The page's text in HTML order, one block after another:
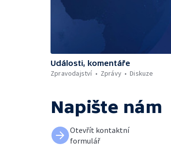
Události, komentáře
Zpravodajství
Zprávy Diskuze
Napište nám
Otevřít kontaktní
formulář